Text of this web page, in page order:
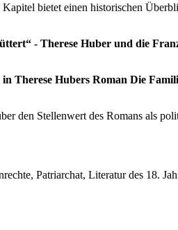
Kapitel bietet einen historischen
- Therese Huber und die
Therese Hubers Roman Die
den Stellenwert des Romans als
Patriarchat, Literatur des 18.